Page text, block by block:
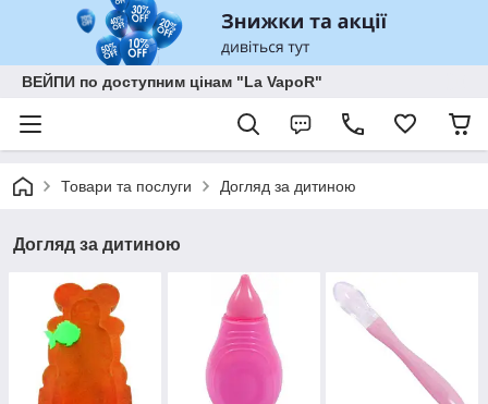
ВЕЙПИ по доступним цінам "La VapoR"
Товари та послуги Догляд за дитиною
Догляд за дитиною